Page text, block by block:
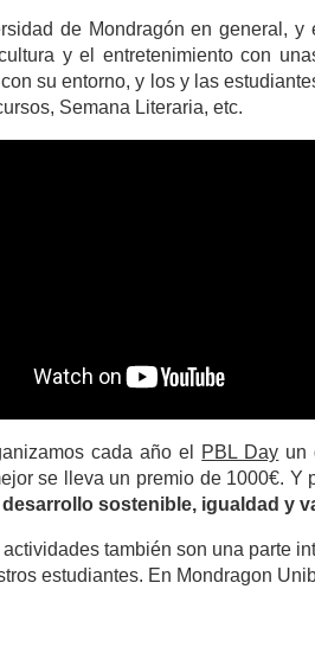
de Mondragón en general,
y el entretenimiento con
su entorno, y los y las
Semana Literaria, etc.
cada año el PBL Day un
se lleva un premio de 1000€. Y
desarrollo sostenible, igualdad y
actividades también son una parte
estudiantes. En Mondragon